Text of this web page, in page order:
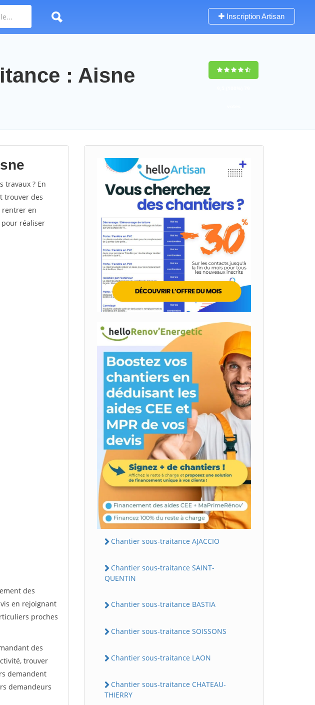
Inscription Artisan
: Aisne
travaux ? En
trouver des
rentrer en
réaliser
des
en rejoignant
proches
des
trouver
demandent
demandeurs
Chantier sous-traitance AJACCIO
Chantier sous-traitance SAINT-
QUENTIN
Chantier sous-traitance BASTIA
Chantier sous-traitance SOISSONS
Chantier sous-traitance LAON
Chantier sous-traitance CHATEAU-
THIERRY